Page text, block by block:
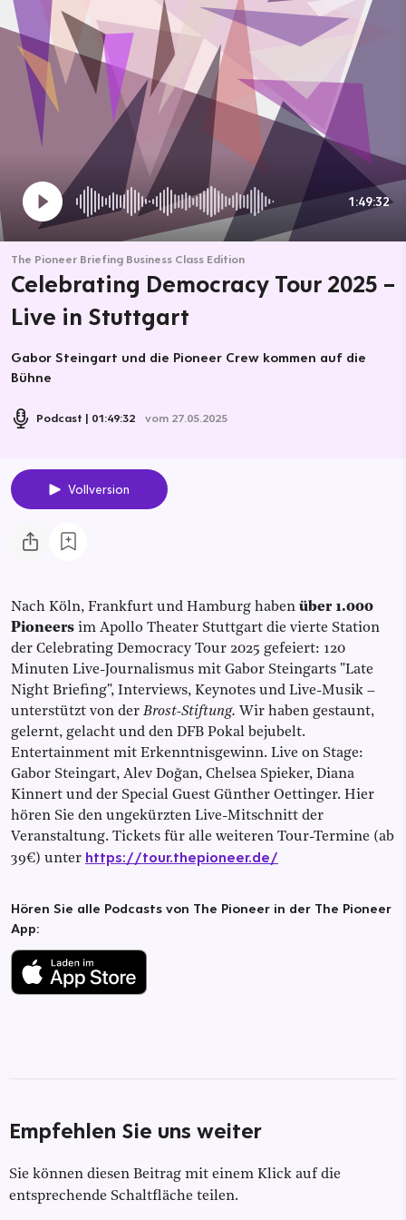
1:49:32
The Pioneer Briefing Business Class Edition
Celebrating Democracy Tour 2025 –
Live in Stuttgart
Gabor Steingart und die Pioneer Crew kommen auf die
Bühne
Podcast 01:49:32 vom 27.05.2025
Vollversion
Nach Köln, Frankfurt und Hamburg haben über 1.000
Pioneers im Apollo Theater Stuttgart die vierte Station
der Celebrating Democracy Tour 2025 gefeiert: 120
Minuten Live-Journalismus mit Gabor Steingarts "Late
Night Briefing", Interviews, Keynotes und Live-Musik –
unterstützt von der Brost-Stiftung. Wir haben gestaunt,
gelernt, gelacht und den DFB Pokal bejubelt.
Entertainment mit Erkenntnisgewinn. Live on Stage:
Gabor Steingart, Alev Doğan, Chelsea Spieker, Diana
Kinnert und der Special Guest Günther Oettinger. Hier
hören Sie den ungekürzten Live-Mitschnitt der
Veranstaltung. Tickets für alle weiteren Tour-Termine (ab
39€) unter https://tour.thepioneer.de/
Hören Sie alle Podcasts von The Pioneer in der The Pioneer
App:
Empfehlen Sie uns weiter
Sie können diesen Beitrag mit einem Klick auf die
entsprechende Schaltfläche teilen.